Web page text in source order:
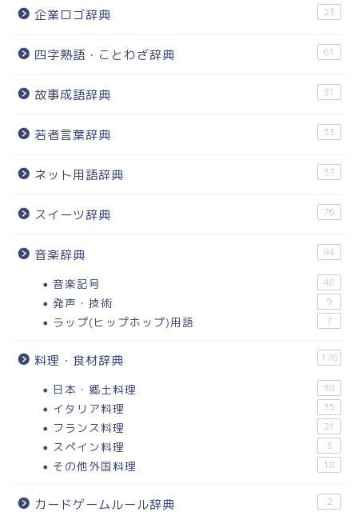
企業ロゴ辞典 23
四字熟語・ことわざ辞典 61
故事成語辞典 31
若者言葉辞典 33
ネット用語辞典 37
スイーツ辞典 76
音楽辞典 94
音楽記号 48
発声・技術 9
ラップ(ヒップホップ)用語 7
料理・食材辞典 176
日本・郷土料理 38
イタリア料理 35
フランス料理 21
スペイン料理 3
その他外国料理 18
カードゲームルール辞典 2